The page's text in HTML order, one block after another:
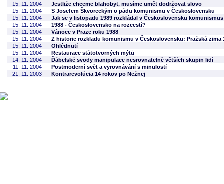
15. 11. 2004
Jestliže chceme blahobyt, musíme umět dodržovat slovo
15. 11. 2004
S Josefem Škvoreckým o pádu komunismu v Československu
15. 11. 2004
Jak se v listopadu 1989 rozkládal v Československu komunismus
15. 11. 2004
1988 - Československo na rozcestí?
15. 11. 2004
Vánoce v Praze roku 1988
15. 11. 2004
Z historie rozkladu komunismu v Československu: Pražská zima
15. 11. 2004
Ohlédnutí
15. 11. 2004
Restaurace státotvorných mýtů
14. 11. 2004
Ďábelské svody manipulace nesrovnatelně větších skupin lidí
11. 11. 2004
Postmoderní svět a vyrovnávání s minulostí
21. 11. 2003
Kontrarevolúcia 14 rokov po Nežnej